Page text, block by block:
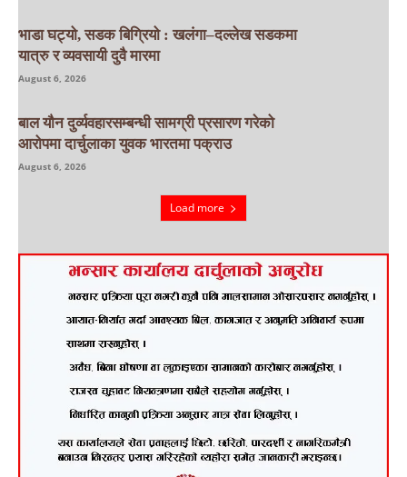
भाडा घट्यो, सडक बिग्रियो : खलंगा–दल्लेख सडकमा
यात्रु र व्यवसायी दुवै मारमा
August 6, 2026
बाल यौन दुर्व्यवहारसम्बन्धी सामग्री प्रसारण गरेको
आरोपमा दार्चुलाका युवक भारतमा पक्राउ
August 6, 2026
Load more